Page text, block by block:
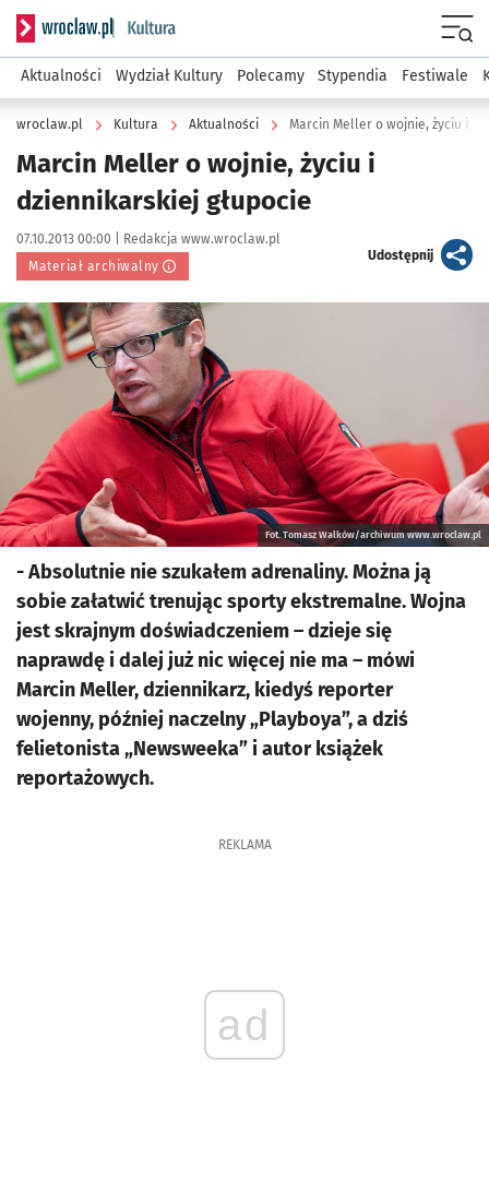
Serwis informacyjny wroclaw.pl podserwis: Kultura
Aktualności Wydział Kultury Polecamy Stypendia Festiwale
wroclaw.pl Kultura Aktualności Marcin Meller o wojnie, życiu i
Marcin Meller o wojnie, życiu i
dziennikarskiej głupocie
Data publikacji:
07.10.2013 00:00 | Autor:
Redakcja www.wroclaw.pl
Materiał archiwalny
Udostępnijartykuł
Kliknij, aby powiększyć
Fot. Tomasz Walków/archiwum www.wroclaw.pl
- Absolutnie nie szukałem adrenaliny. Można ją
sobie załatwić trenując sporty ekstremalne. Wojna
jest skrajnym doświadczeniem – dzieje się
naprawdę i dalej już nic więcej nie ma – mówi
Marcin Meller, dziennikarz, kiedyś reporter
wojenny, później naczelny „Playboya”, a dziś
felietonista „Newsweeka” i autor książek
reportażowych.
REKLAMA
ad